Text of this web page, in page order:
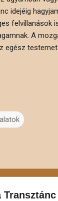
idejéig
felvillanások
A
egész testemet